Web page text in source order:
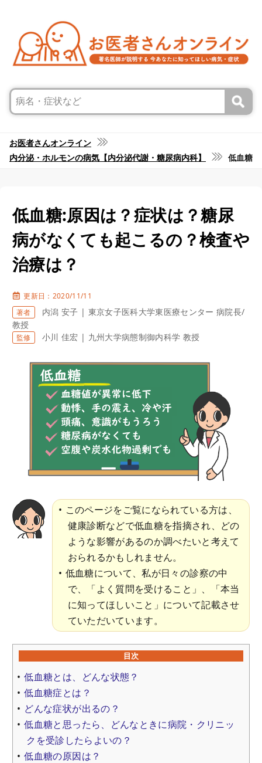
お医者さんオンライン
内分泌・ホルモンの病気【内分泌代謝・糖尿病内科】
低血糖
低血糖:原因は？症状は？糖尿
病がなくても起こるの？検査や
治療は？
更新日：2020/11/11
著者
内潟 安子 | 東京女子医科大学東医療センター 病院長/
教授
監修 小川 佳宏 | 九州大学病態制御内科学 教授
このページをご覧になられている方は、
健康診断などで低血糖を指摘され、どの
ような影響があるのか調べたいと考えて
おられるかもしれません。
低血糖について、私が日々の診察の中
で、「よく質問を受けること」、「本当
に知ってほしいこと」について記載させ
ていただいています。
目次
低血糖とは、どんな状態？
低血糖症とは？
どんな症状が出るの？
低血糖と思ったら、どんなときに病院・クリニッ
クを受診したらよいの？
低血糖の原因は？